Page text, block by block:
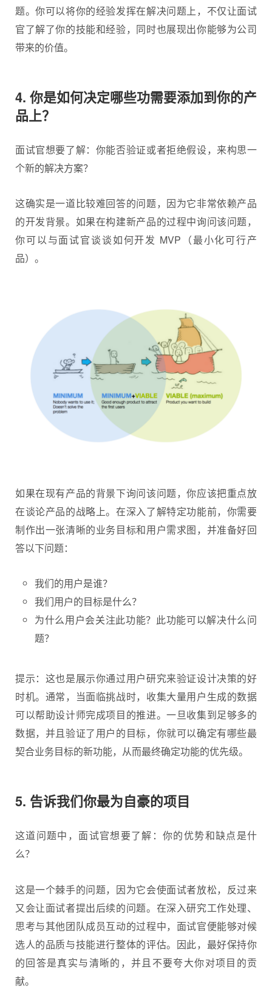
题。你可以将你的经验发挥在解决问题上，不仅让面试
官了解了你的技能和经验，同时也展现出你能够为公司
带来的价值。
4. 你是如何决定哪些功需要添加到你的产
品上？
面试官想要了解：你能否验证或者拒绝假设，来构思一
个新的解决方案？
这确实是一道比较难回答的问题，因为它非常依赖产品
的开发背景。如果在构建新产品的过程中询问该问题，
你可以与面试官谈谈如何开发 MVP（最小化可行产
品）。
如果在现有产品的背景下询问该问题，你应该把重点放
在谈论产品的战略上。在深入了解特定功能前，你需要
制作出一张清晰的业务目标和用户需求图，并准备好回
答以下问题：
我们的用户是谁？
我们用户的目标是什么？
为什么用户会关注此功能？此功能可以解决什么问
题？
提示：这也是展示你通过用户研究来验证设计决策的好
时机。通常，当面临挑战时，收集大量用户生成的数据
可以帮助设计师完成项目的推进。一旦收集到足够多的
数据，并且验证了用户的目标，你就可以确定有哪些最
契合业务目标的新功能，从而最终确定功能的优先级。
5. 告诉我们你最为自豪的项目
这道问题中，面试官想要了解：你的优势和缺点是什
么？
这是一个棘手的问题，因为它会使面试者放松，反过来
又会让面试者提出后续的问题。在深入研究工作处理、
思考与其他团队成员互动的过程中，面试官便能够对候
选人的品质与技能进行整体的评估。因此，最好保持你
的回答是真实与清晰的，并且不要夸大你对项目的贡
献。